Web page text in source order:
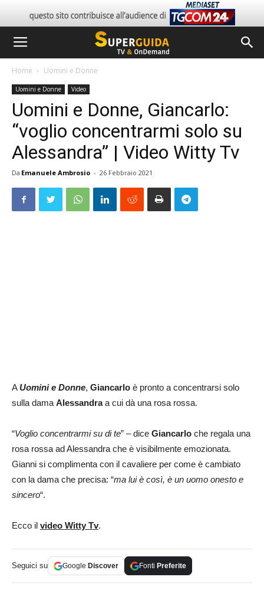
Home Uomini e Donne
Uomini e Donne Video
Uomini e Donne, Giancarlo:
“voglio concentrarmi solo su
Alessandra” | Video Witty Tv
Da Emanuele Ambrosio - 26 Febbraio 2021
AUomini e Donne, Giancarlo è pronto a concentrarsi solo
sulla damaAlessandraa cui dà una rosa rossa.
“Voglio concentrarmi su di te” – dice Giancarlo che regala una
rosa rossa ad Alessandra che è visibilmente emozionata.
Gianni si complimenta con il cavaliere per come è cambiato
con la dama che precisa: “ma lui è così, è un uomo onesto e
sincero“.
Ecco il video Witty Tv.
Seguici su Google Discover Fonti Preferite